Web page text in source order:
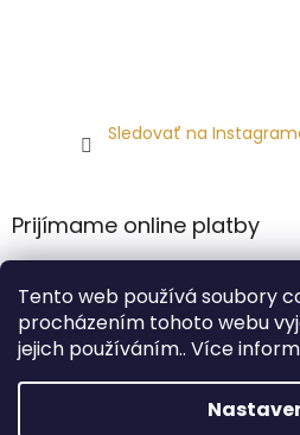
Tento web používá soubory
procházením tohoto webu
jejich používáním.. Více
Sledovať na
Prijímame online platby
Vytvoril